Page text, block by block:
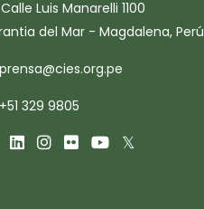
Calle Luis Manarelli 1100
del Mar - Magdalena, Perú
prensa@cies.org.pe
+51 329 9805